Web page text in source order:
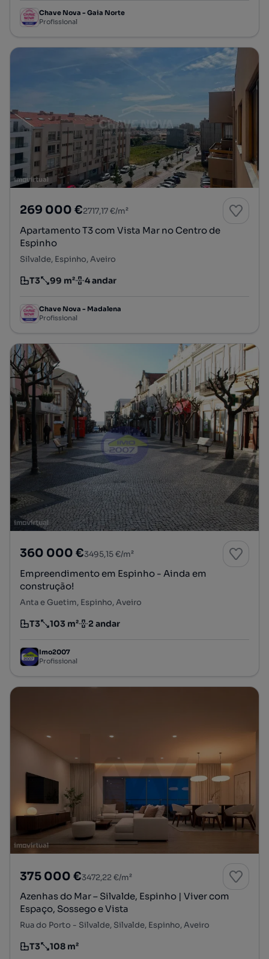
Chave Nova - Gaia Norte
Profissional
269 000 €2717,17 €/m²
Apartamento T3 com Vista Mar no Centro de
Espinho
Silvalde, Espinho, Aveiro
Tipologia
T3
Preço por metro quadrado
99 m²
Andar 4 andar
Chave Nova - Madalena
Profissional
360 000 €3495,15 €/m²
Empreendimento em Espinho - Ainda em
construção!
Anta e Guetim, Espinho, Aveiro
Tipologia
T3
Preço por metro quadrado
103 m²
Andar 2 andar
Imo2007
Profissional
375 000 €3472,22 €/m²
Azenhas do Mar – Silvalde, Espinho | Viver com
Espaço, Sossego e Vista
Rua do Porto - Silvalde, Silvalde, Espinho, Aveiro
Tipologia
T3
Preço por metro quadrado
108 m²